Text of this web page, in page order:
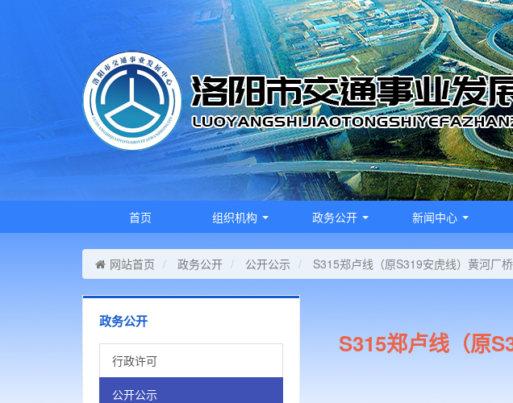
首页 组织机构 政务公开 新闻中心
网站首页 政务公开 公开公示 S315郑卢线（原S319安虎线）黄河厂
政务公开
行政许可
公开公示
S315郑卢线（原